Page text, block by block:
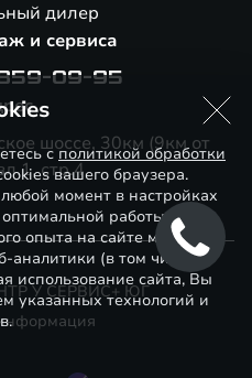
дилер
и сервиса
09-95
шоссе, 30км (9км от
стр.4
У СЕРВИС+ ЮГ
сполитикой обработки
вашего браузера.
момент в настройках
работы и
опыта на сайте могут
аналитики (в том числе
использование сайта, Вы
указанных технологий и